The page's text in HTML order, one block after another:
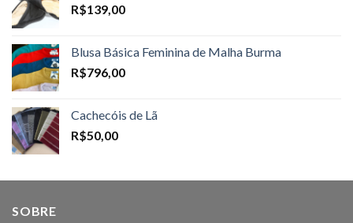
R$139,00
Blusa Básica Feminina de Malha Burma
R$796,00
Cachecóis de Lã
R$50,00
SOBRE